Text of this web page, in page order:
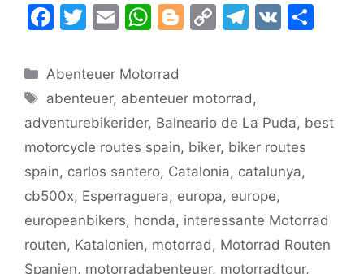
F
c
e
b
o
o
k
T
itt
er
E
ai
l
W
at
s
A
p
p
Bl
g
er
C
y
Li
n
k
T
gr
a
m
V
Kategorien
Abenteuer Motorrad
Schlagwörter
abenteuer, abenteuer motorrad,
adventurebikerider, Balneario de La Puda, best
motorcycle routes spain, biker, biker routes
spain, carlos santero, Catalonia, catalunya,
cb500x, Esperraguera, europa, europe,
europeanbikers, honda, interessante Motorrad
routen, Katalonien, motorrad, Motorrad Routen
Spanien, motorradabenteuer, motorradtour,